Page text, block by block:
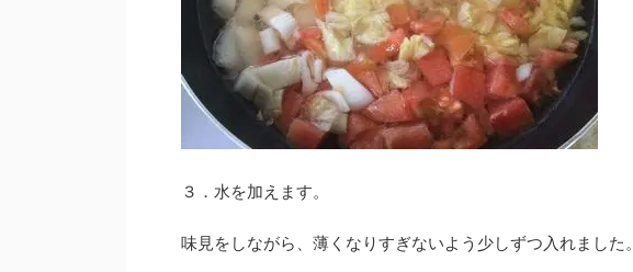
３．水を加えます。
味見をしながら、薄くなりすぎないよう少しずつ入れました。